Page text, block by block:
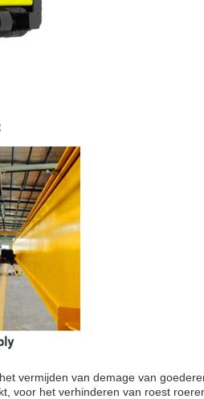
vermijden van demage van
voor het verhinderen van roest